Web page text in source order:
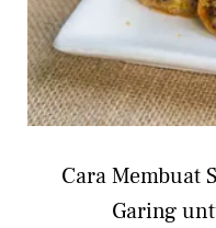
Cara Membuat
Garing